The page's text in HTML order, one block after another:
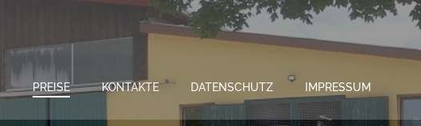
PREISE KONTAKTE DATENSCHUTZ IMPRESSUM